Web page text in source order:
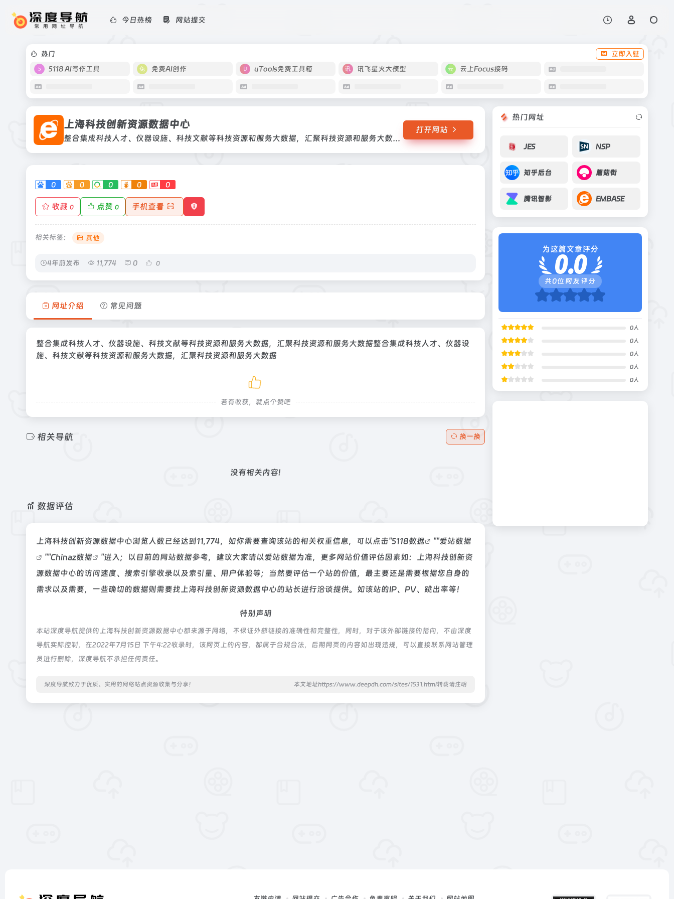
今日热榜 网站提交
热门
立即入驻
5118 AI写作工具
免费AI创作 uTools免费工具箱 讯飞星火大模型 云上Focus接码
上海科技创新资源数据中心
整合集成科技人才、仪器设施、科技文献等科技资源和服务大数据，汇聚科技资源和服务大数据整合集成科技人才、仪器设施、科技文献等科技资源和服务大数据，汇聚科技资源和服务大数据
打开网站
0 0 0 0 0
收藏 0 点赞 0 手机查看
相关标签： 其他
4年前发布 11,774 0 0
网址介绍 常见问题
整合集成科技人才、仪器设施、科技文献等科技资源和服务大数据，汇聚科技资源和服务大数据整合集成科技人才、仪器设
施、科技文献等科技资源和服务大数据，汇聚科技资源和服务大数据
若有收获，就点个赞吧
相关导航 换一换
没有相关内容!
数据评估
上海科技创新资源数据中心浏览人数已经达到11,774，如你需要查询该站的相关权重信息，可以点击"5118数据 ""爱站数据
""Chinaz数据
"进入；以目前的网站数据参考，建议大家请以爱站数据为准，更多网站价值评估因素如：上海科技创新资
源数据中心的访问速度、搜索引擎收录以及索引量、用户体验等；当然要评估一个站的价值，最主要还是需要根据您自身的
需求以及需要，一些确切的数据则需要找上海科技创新资源数据中心的站长进行洽谈提供。如该站的IP、PV、跳出率等！
特别声明
本站深度导航提供的上海科技创新资源数据中心都来源于网络，不保证外部链接的准确性和完整性，同时，对于该外部链接的指向，不由深度
导航实际控制，在2022年7月15日 下午4:22收录时，该网页上的内容，都属于合规合法，后期网页的内容如出现违规，可以直接联系网站管理
员进行删除，深度导航不承担任何责任。
深度导航致力于优质、实用的网络站点资源收集与分享！ 本文地址https://www.deepdh.com/sites/1531.html转载请注明
热门网址
JES NSP
知乎后台 蘑菇街
腾讯智影 EMBASE
为这篇文章评分
0.0
共0位网友评分
0人
0人
0人
0人
0人